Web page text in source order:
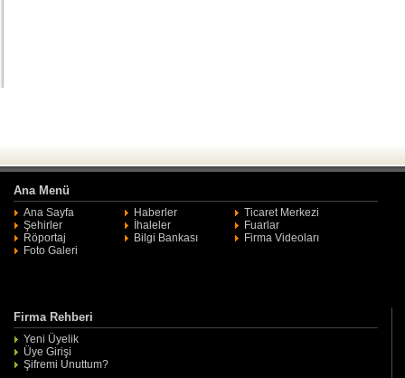
Ana Menü
Ana Sayfa Haberler
Ticaret Merkezi
Şehirler
İhaleler
Fuarlar
Röportaj
Bilgi Bankası
Firma Videoları
Foto Galeri
Firma Rehberi
Yeni Üyelik
Üye Girişi
Şifremi Unuttum?